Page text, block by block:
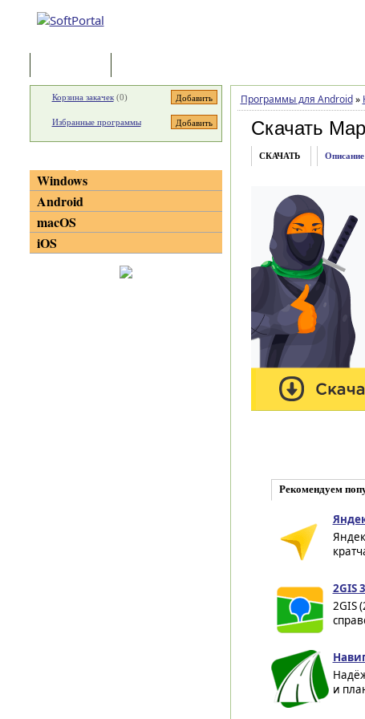
Программы для Android »
Скачать
СКАЧАТЬ Описание
Рекомендуем
2GIS
2GIS
и
Корзина закачек(0)
Избранные программы
Windows
Android
macOS
iOS